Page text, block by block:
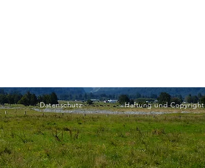
Datenschutz Haftung und Copyright